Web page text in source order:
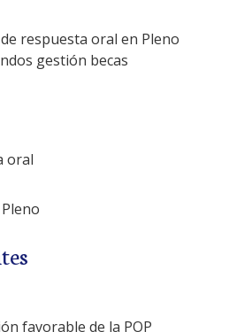
respuesta oral en Pleno
gestión becas
oral
favorable de la POP